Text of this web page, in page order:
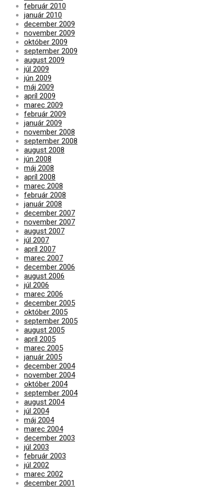
február 2010
január 2010
december 2009
november 2009
október 2009
september 2009
august 2009
júl 2009
jún 2009
máj 2009
apríl 2009
marec 2009
február 2009
január 2009
november 2008
september 2008
august 2008
jún 2008
máj 2008
apríl 2008
marec 2008
február 2008
január 2008
december 2007
november 2007
august 2007
júl 2007
apríl 2007
marec 2007
december 2006
august 2006
júl 2006
marec 2006
december 2005
október 2005
september 2005
august 2005
apríl 2005
marec 2005
január 2005
december 2004
november 2004
október 2004
september 2004
august 2004
júl 2004
máj 2004
marec 2004
december 2003
júl 2003
február 2003
júl 2002
marec 2002
december 2001